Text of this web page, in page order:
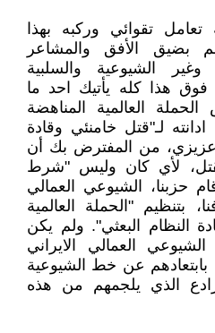
تقوائي وركبه بهذا
الأفق والمشاعر
وغير الشيوعية والسلبية
فوق هذا كله يأتيك احد ما
العالمية المناهضة
لـ"قتل خامنئي وقادة
عزيزي، من المفترض بك أن
لأي كان وليس "شرط
في عام 2006 قام حزبنا، الشيوعي العمالي
بتنظيم "الحملة العالمية
النظام البعثي". ولم يكن
العمالي الايراني
بابتعادهم عن خط الشيوعية
الذي يلجمهم من هذه